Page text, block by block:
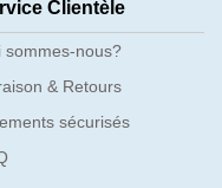
Clientèle
sommes-nous?
& Retours
sécurisés